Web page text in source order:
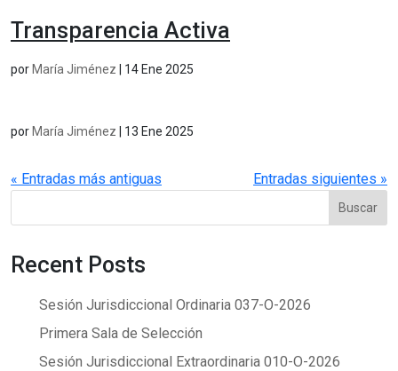
Transparencia Activa
por María Jiménez 14 Ene 2025
por María Jiménez 13 Ene 2025
« Entradas más antiguas Entradas siguientes »
Buscar
Recent Posts
Sesión Jurisdiccional Ordinaria 037-O-2026
Primera Sala de Selección
Sesión Jurisdiccional Extraordinaria 010-O-2026